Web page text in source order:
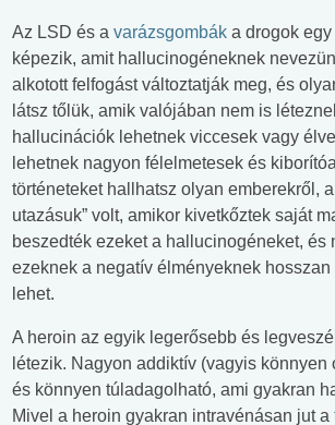
Az LSD és a varázsgombák a drogok
képezik, amit hallucinogéneknek
alkotott felfogást változtatják meg, és
látsz tőlük, amik valójában nem is
hallucinációk lehetnek viccesek vagy
lehetnek nagyon félelmetesek és
történeteket hallhatsz olyan emberekről,
utazásuk” volt, amikor kivetkőztek saját
beszedték ezeket a hallucinogéneket, és
ezeknek a negatív élményeknek hosszan
lehet.
A heroin az egyik legerősebb és
létezik. Nagyon addiktív (vagyis könnyen
és könnyen túladagolható, ami gyakran
Mivel a heroin gyakran intravénásan jut a